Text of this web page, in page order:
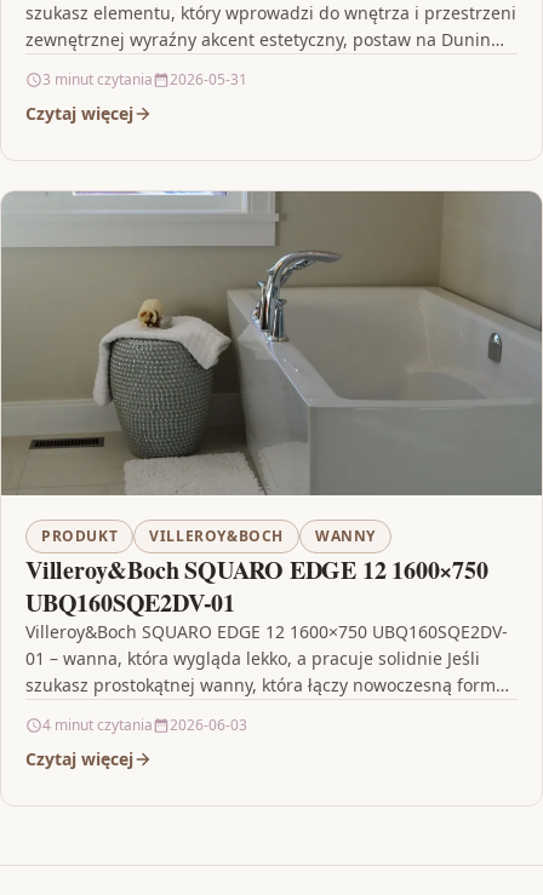
szukasz elementu, który wprowadzi do wnętrza i przestrzeni
zewnętrznej wyraźny akcent estetyczny, postaw na Dunin
3 minut czytania 2026-05-31
Czytaj więcej
PRODUKT VILLEROY&BOCH WANNY
Villeroy&Boch SQUARO EDGE 12 1600×750
UBQ160SQE2DV-01
Villeroy&Boch SQUARO EDGE 12 1600×750 UBQ160SQE2DV-
01 – wanna, która wygląda lekko, a pracuje solidnie Jeśli
szukasz prostokątnej wanny, która łączy nowoczesną formę
4 minut czytania 2026-06-03
Czytaj więcej